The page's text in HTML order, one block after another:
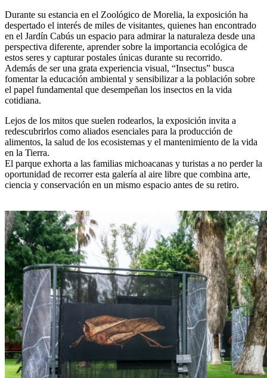
Durante su estancia en el Zoológico de Morelia, la exposición ha
despertado el interés de miles de visitantes, quienes han encontrado
en el Jardín Cabús un espacio para admirar la naturaleza desde una
perspectiva diferente, aprender sobre la importancia ecológica de
estos seres y capturar postales únicas durante su recorrido.
Además de ser una grata experiencia visual, “Insectus” busca
fomentar la educación ambiental y sensibilizar a la población sobre
el papel fundamental que desempeñan los insectos en la vida
cotidiana.
Lejos de los mitos que suelen rodearlos, la exposición invita a
redescubrirlos como aliados esenciales para la producción de
alimentos, la salud de los ecosistemas y el mantenimiento de la vida
en la Tierra.
El parque exhorta a las familias michoacanas y turistas a no perder la
oportunidad de recorrer esta galería al aire libre que combina arte,
ciencia y conservación en un mismo espacio antes de su retiro.